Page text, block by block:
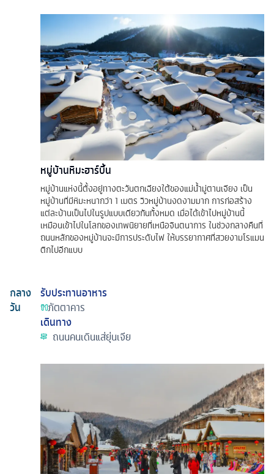
หมู่บ้านหิมะฮาร์บิ้น
หมู่บ้านแห่งนี้ตั้งอยู่ทางตะวันตกเฉียงใต้ของแม่น้ำมู่ตานเจียง เป็น
หมู่บ้านที่มีหิมะหนากว่า 1 เมตร วิวหมู่บ้านงดงามมาก การก่อสร้าง
แต่ละบ้านเป็นไปในรูปแบบเดียวกันทั้งหมด เมื่อได้เข้าไปหมู่บ้านนี้
เหมือนเข้าไปในโลกของเทพนิยายที่เหนือจินตนาการ ในช่วงกลางคืนที่
ถนนหลักของหมู่บ้านจะมีการประดับไฟ ให้บรรยากาศที่สวยงามโรแมน
ติกไปอีกแบบ
กลาง
วัน
รับประทานอาหาร
ภัตตาคาร
เดินทาง
ถนนคนเดินแส่ยุ่นเจีย